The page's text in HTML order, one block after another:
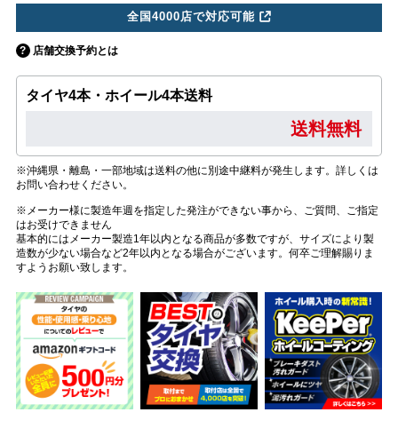
全国4000店で対応可能
店舗交換予約とは
タイヤ4本・ホイール4本送料
送料無料
※沖縄県・離島・一部地域は送料の他に別途中継料が発生します。詳しくは
お問い合わせください。
※メーカー様に製造年週を指定した発注ができない事から、ご質問、ご指定
はお受けできません
基本的にはメーカー製造1年以内となる商品が多数ですが、サイズにより製
造数が少ない場合など2年以内となる場合がございます。何卒ご理解賜りま
すようお願い致します。